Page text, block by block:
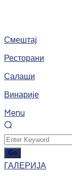
Смештај
Ресторани
Салаши
Винарије
Menu
ГАЛЕРИЈА